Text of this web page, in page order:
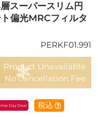
スーパースリム円
偏光MRCフィルタ
PERKF01.991
Product Unavailable
No Cancellation Fee
Day Deal 税込